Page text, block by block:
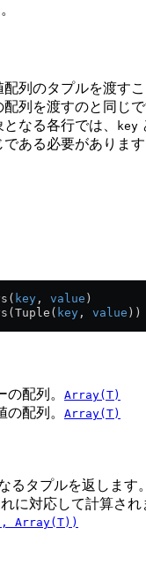
配列のタプルを渡す
列を渡すのと同じで
なる各行では、
key
ある必要があります
key , value )
key , value ))
配列。 Array(T)
配列。 Array(T)
るタプルを返します
に対応して計算され
Array(T))